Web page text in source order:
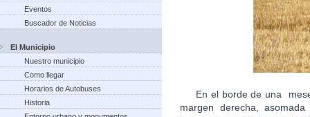
Eventos
Buscador de Noticias
El Municipio
Nuestro municipio
Como llegar
Horarios de Autobuses
Historia
En el borde de una
margen derecha,